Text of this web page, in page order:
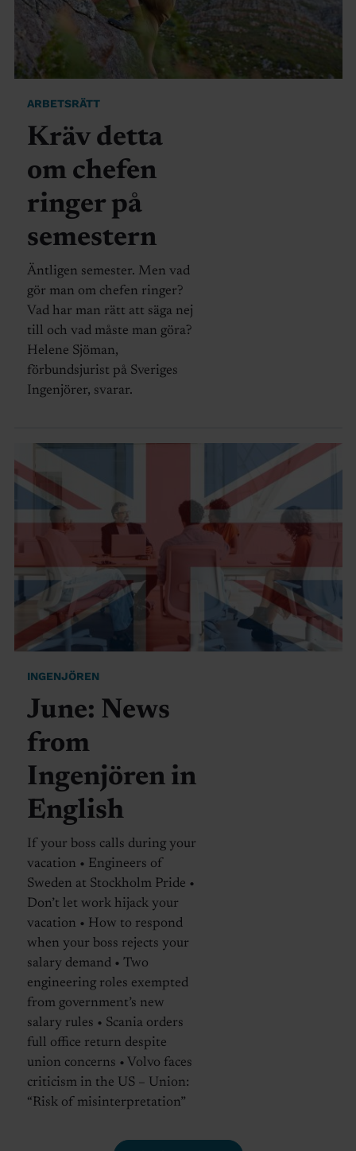
ARBETSRÄTT
Kräv detta
om chefen
ringer på
semestern
Äntligen semester. Men vad
gör man om chefen ringer?
Vad har man rätt att säga nej
till och vad måste man göra?
Helene Sjöman,
förbundsjurist på Sveriges
Ingenjörer, svarar.
INGENJÖREN
June: News
from
Ingenjören in
English
If your boss calls during your
vacation • Engineers of
Sweden at Stockholm Pride •
Don’t let work hijack your
vacation • How to respond
when your boss rejects your
salary demand • Two
engineering roles exempted
from government’s new
salary rules • Scania orders
full office return despite
union concerns • Volvo faces
criticism in the US – Union:
“Risk of misinterpretation”